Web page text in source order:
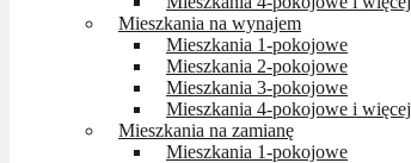
Mieszkania na wynajem
Mieszkania 1-pokojowe
Mieszkania 2-pokojowe
Mieszkania 3-pokojowe
Mieszkania 4-pokojowe i więcej
Mieszkania na zamianę
Mieszkania 1-pokojowe